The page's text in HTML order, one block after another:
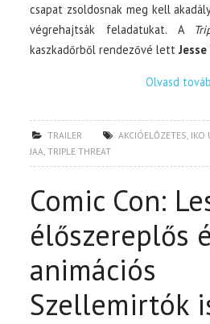
csapat zsoldosnak meg kell
végrehajtsák feladatukat. A
kaszkadőrből rendezővé lettJesse
Olvasd
TRAILER AKCIÓELŐZETES IKO
JAA ,TRIPLE THREAT
Comic Con:
élőszereplős
animációs
Szellemirtók